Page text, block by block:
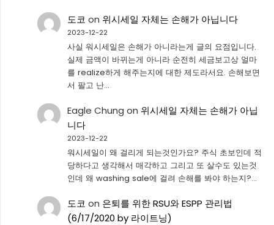
도코 on 위시세일 자체는 손해가 아닙니다
2023-12-22
사실 워시세일은 손해가 아니라는게 글의 요점입니다.
실제 금액이 바뀌는게 아니라 순전히 세금보고상 얼마
를 realize하게 해주는지에 대한 제도라서요. 손해보면
서 팔고 난…
Eagle Chung on 위시세일 자체는 손해가 아닙
니다
2023-12-22
워시세일이 왜 걸리게 되는것인가요? 주식 초보인데 적
당하다고 생각해서 매각하고 그리고 또 살수도 있는것
인데 왜 washing sale에 걸려 손해를 봐야 하는지?…
도코 on 은퇴를 위한 RSU와 ESPP 관리법
(6/17/2020 by 라이트닝)